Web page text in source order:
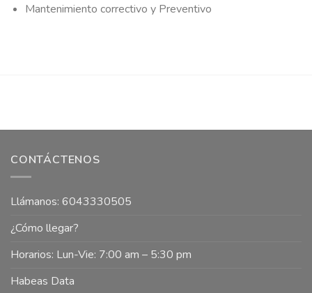
Mantenimiento correctivo y Preventivo
CONTÁCTENOS
Llámanos: 6043330505
¿Cómo llegar?
Horarios: Lun-Vie: 7:00 am – 5:30 pm
Habeas Data